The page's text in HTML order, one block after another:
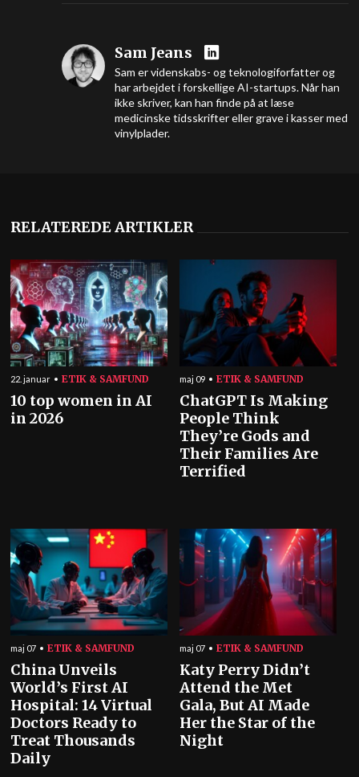
Sam Jeans
Sam er videnskabs- og teknologiforfatter og
har arbejdet i forskellige AI-startups. Når han
ikke skriver, kan han finde på at læse
medicinske tidsskrifter eller grave i kasser med
vinylplader.
RELATEREDE ARTIKLER
22. januar ETIK & SAMFUND
10 top women in AI
in 2026
maj 09 ETIK & SAMFUND
ChatGPT Is Making
People Think
They’re Gods and
Their Families Are
Terrified
maj 07 ETIK & SAMFUND
China Unveils
World’s First AI
Hospital: 14 Virtual
Doctors Ready to
Treat Thousands
Daily
maj 07 ETIK & SAMFUND
Katy Perry Didn’t
Attend the Met
Gala, But AI Made
Her the Star of the
Night